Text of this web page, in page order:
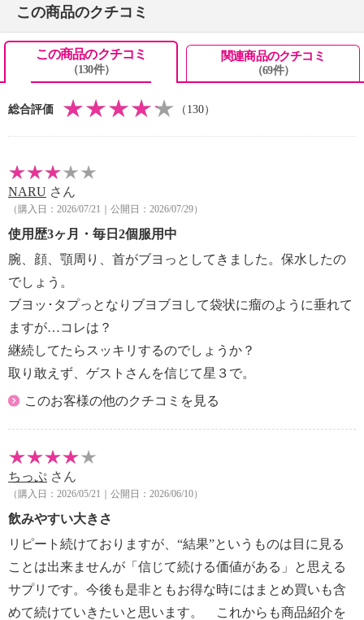
この商品のクチコミ
この商品のクチコミ
（130件）
関連商品のクチコミ
（69件）
総合評価 （130）
NARU さん
（購入日：2026/07/21｜公開日：2026/07/29）
使用歴3ヶ月・毎日2個服用中
腕、顔、顎周り、首がブヨっとしてきました。保水したの
でしょう。
ブヨッ･タプっとなりブヨブヨして袋状に瘤のように垂れて
ますが…コレは？
継続してたらスッキリするのでしょうか？
取り敢えず、ゲストさんを信じて星３で。
このお客様の他のクチコミを見る
ちっぷ さん
（購入日：2026/05/21｜公開日：2026/06/10）
飲みやすい大きさ
リピート続けておりますが、“結果”というものは目に見る
ことは出来ませんが「信じて続ける価値がある」と思える
サプリです。今後も是非ともお得な時にはまとめ買いも含
めて続けていきたいと思います。 これからも商品紹介を